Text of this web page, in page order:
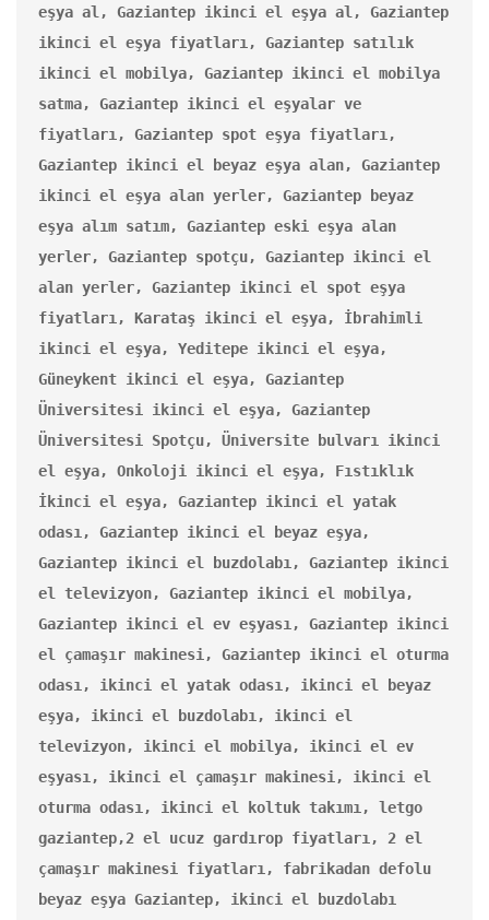
eşya al, Gaziantep ikinci el eşya al, Gaziantep
ikinci el eşya fiyatları, Gaziantep satılık
ikinci el mobilya, Gaziantep ikinci el mobilya
satma, Gaziantep ikinci el eşyalar ve
fiyatları, Gaziantep spot eşya fiyatları,
Gaziantep ikinci el beyaz eşya alan, Gaziantep
ikinci el eşya alan yerler, Gaziantep beyaz
eşya alım satım, Gaziantep eski eşya alan
yerler, Gaziantep spotçu, Gaziantep ikinci el
alan yerler, Gaziantep ikinci el spot eşya
fiyatları, Karataş ikinci el eşya, İbrahimli
ikinci el eşya, Yeditepe ikinci el eşya,
Güneykent ikinci el eşya, Gaziantep
Üniversitesi ikinci el eşya, Gaziantep
Üniversitesi Spotçu, Üniversite bulvarı ikinci
el eşya, Onkoloji ikinci el eşya, Fıstıklık
İkinci el eşya, Gaziantep ikinci el yatak
odası, Gaziantep ikinci el beyaz eşya,
Gaziantep ikinci el buzdolabı, Gaziantep ikinci
el televizyon, Gaziantep ikinci el mobilya,
Gaziantep ikinci el ev eşyası, Gaziantep ikinci
el çamaşır makinesi, Gaziantep ikinci el oturma
odası, ikinci el yatak odası, ikinci el beyaz
eşya, ikinci el buzdolabı, ikinci el
televizyon, ikinci el mobilya, ikinci el ev
eşyası, ikinci el çamaşır makinesi, ikinci el
oturma odası, ikinci el koltuk takımı, letgo
gaziantep,2 el ucuz gardırop fiyatları, 2 el
çamaşır makinesi fiyatları, fabrikadan defolu
beyaz eşya Gaziantep, ikinci el buzdolabı